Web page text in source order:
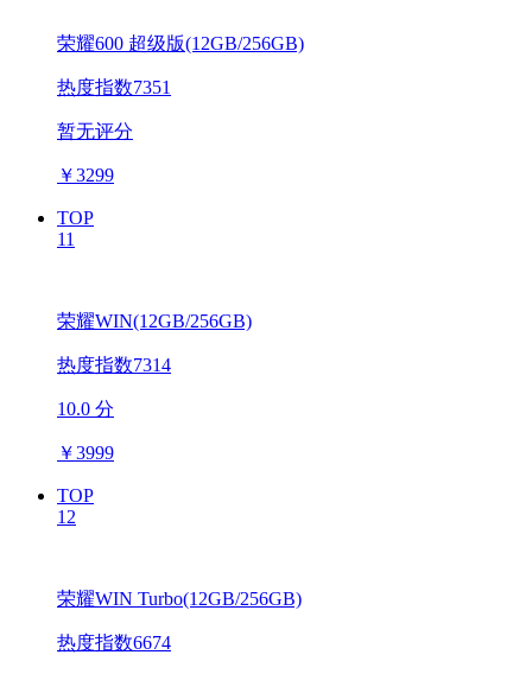
荣耀600 超级版(12GB/256GB)
热度指数7351
暂无评分
￥3299
TOP
11
荣耀WIN(12GB/256GB)
热度指数7314
10.0 分
￥3999
TOP
12
荣耀WIN Turbo(12GB/256GB)
热度指数6674